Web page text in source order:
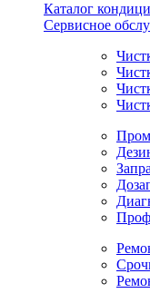
Каталог
Сервисное